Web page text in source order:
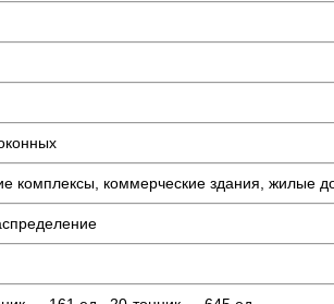
комплексы, коммерческие здания, жилые